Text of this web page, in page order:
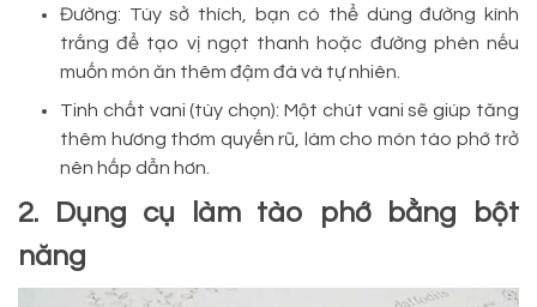
Đường: Tùy sở thích, bạn có thể dùng đường kính
trắng để tạo vị ngọt thanh hoặc đường phèn nếu
muốn món ăn thêm đậm đà và tự nhiên.
Tinh chất vani (tùy chọn): Một chút vani sẽ giúp tăng
thêm hương thơm quyến rũ, làm cho món tào phớ trở
nên hấp dẫn hơn.
2. Dụng cụ làm tào phớ bằng bột
năng